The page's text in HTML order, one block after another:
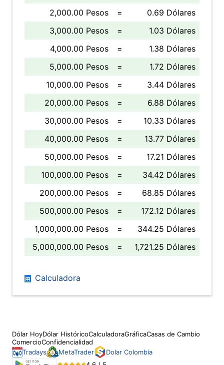
2,000.00 Pesos
=
0.69 Dólares
3,000.00 Pesos
=
1.03 Dólares
4,000.00 Pesos
=
1.38 Dólares
5,000.00 Pesos
=
1.72 Dólares
10,000.00 Pesos
=
3.44 Dólares
20,000.00 Pesos
=
6.88 Dólares
30,000.00 Pesos
=
10.33 Dólares
40,000.00 Pesos
=
13.77 Dólares
50,000.00 Pesos
=
17.21 Dólares
100,000.00 Pesos
=
34.42 Dólares
200,000.00 Pesos
=
68.85 Dólares
500,000.00 Pesos
=
172.12 Dólares
1,000,000.00 Pesos
=
344.25 Dólares
5,000,000.00 Pesos
= 1,721.25 Dólares
Calculadora
Dólar HoyDólar HistóricoCalculadoraGráficaCasas de Cambio
ComercioConfidencialidad
Tradays
MetaTrader
Dolar Colombia